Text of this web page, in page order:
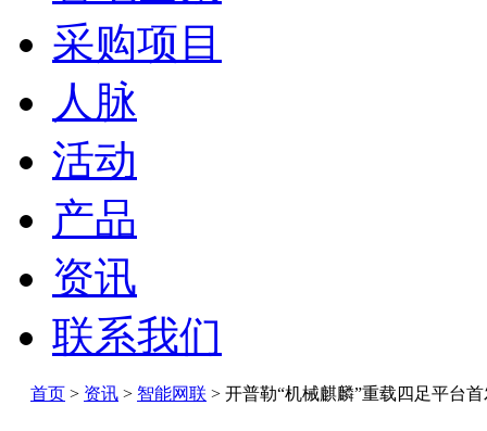
采购项目
人脉
活动
产品
资讯
联系我们
首页 > 资讯 > 智能网联 > 开普勒“机械麒麟”重载四足平台